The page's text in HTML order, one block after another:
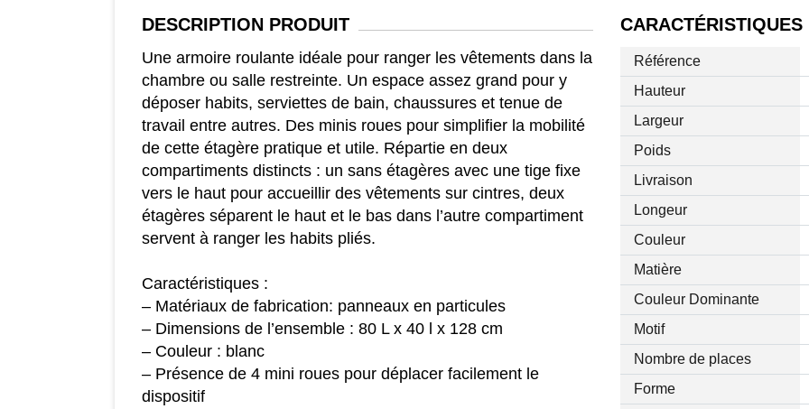
DESCRIPTIONPRODUIT
Une armoire roulante idéale pour ranger les vêtements dans la
chambre ou salle restreinte. Un espace assez grand pour y
déposer habits, serviettes de bain, chaussures et tenue de
travail entre autres. Des minis roues pour simplifier la mobilité
de cette étagère pratique et utile. Répartie en deux
compartiments distincts : un sans étagères avec une tige fixe
vers le haut pour accueillir des vêtements sur cintres, deux
étagères séparent le haut et le bas dans l’autre compartiment
servent à ranger les habits pliés.
Caractéristiques :
– Matériaux de fabrication: panneaux en particules
– Dimensions de l’ensemble : 80 L x 40 l x 128 cm
– Couleur : blanc
– Présence de 4 mini roues pour déplacer facilement le
dispositif
CARACTÉRISTIQUES
Référence
Hauteur
Largeur
Poids
Livraison
Longeur
Couleur
Matière
Couleur Dominante
Motif
Nombre de places
Forme